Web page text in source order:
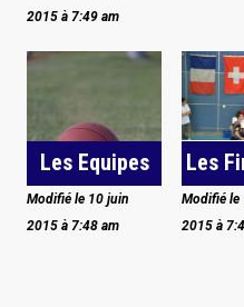
2015 à 7:49 am
Les Equipes
Modifié le 10 juin
2015 à 7:48 am
Les
Modifié le
2015 à